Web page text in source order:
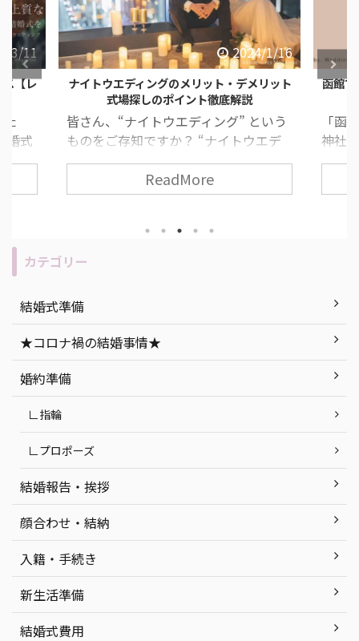
1/16
リット
いう
エデ
に行
披露
の説
！ 目
？ ナ
メリ
探しで
2023/11/9
函館で神社挙式をしたい人必見！【おすすめ
神社と結婚式会場紹介】
「函館で神社挙式したいけれど、どの
神社がいいのかわからない…」 「北海
道って結婚式への考え方が違うって聞
いたことあるけれど、何か気をつけな
いといけないことあるのかな？」 なん
す！ 今回は、函館で神社挙式をしたい
ト 函館での神社挙式におすすめの神社
紹介 神前式後の披露宴におすすめの結
婚式会場｜NIPPONIA HOTEL 函館 港
ReadMore
少
「
る
の
簡
式
な
す
カテゴリー
結婚式準備
★コロナ禍の結婚事情★
婚約準備
∟指輪
∟プロポーズ
結婚報告・挨拶
顔合わせ・結納
入籍・手続き
新生活準備
結婚式費用